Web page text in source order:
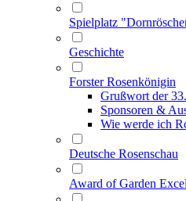
Spielplatz
Geschichte
Forster Rosenkönigin
Grußwort der
Sponsoren &
Wie werde ich
Deutsche Rosenschau
Award of Garden